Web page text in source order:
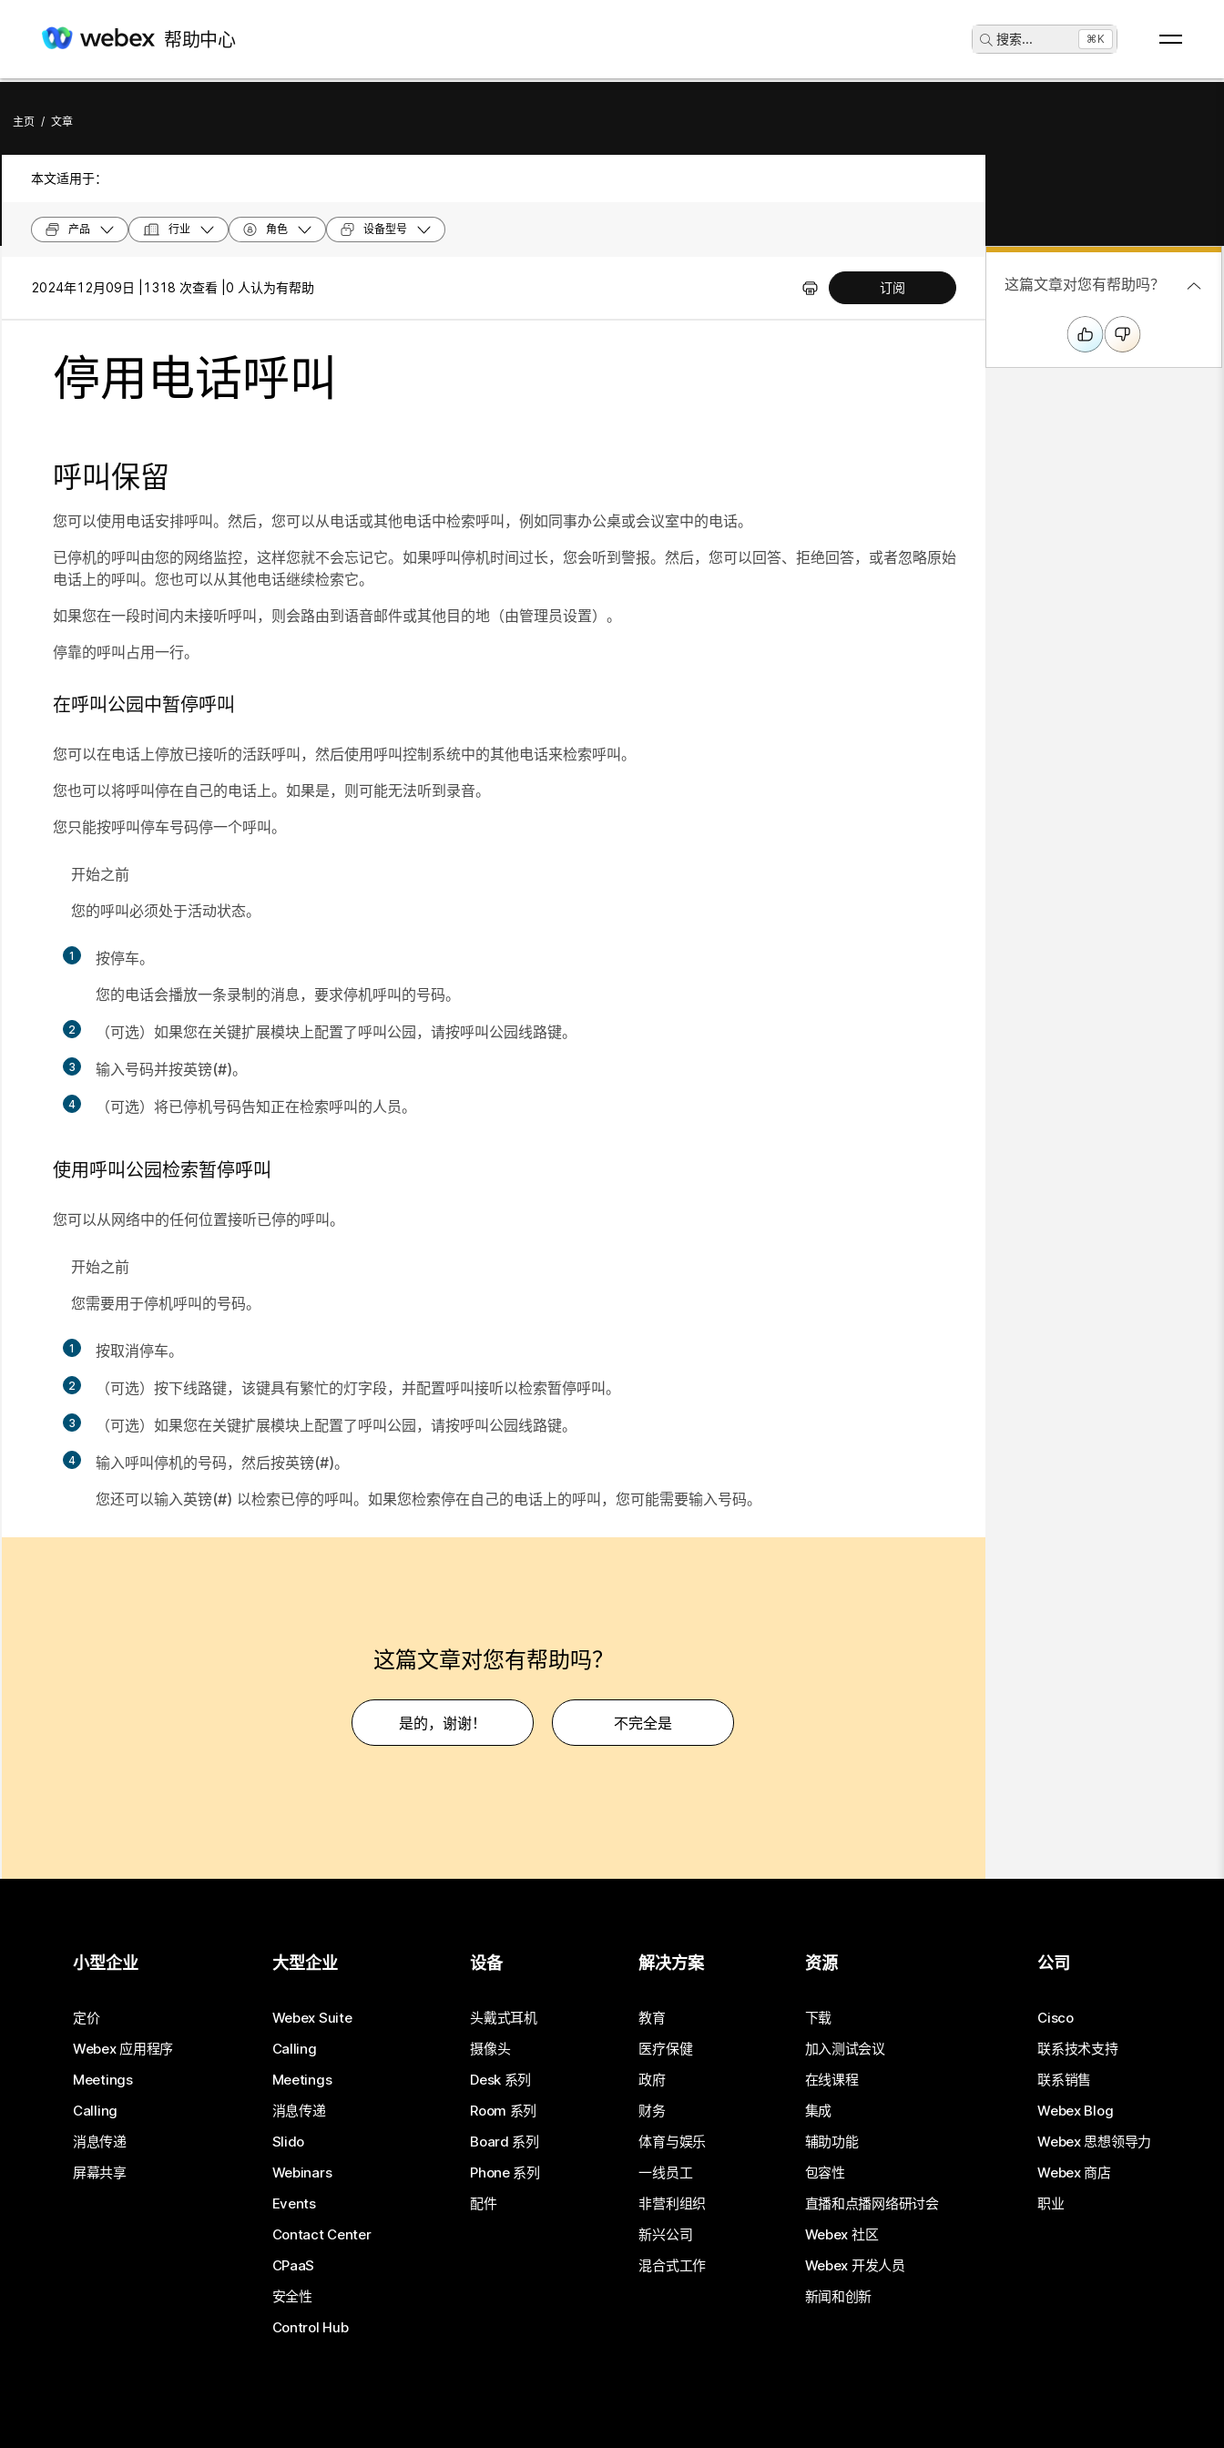
帮助中心 搜索... ⌘K
主页 / 文章
本文适用于：
产品 行业 角色 设备型号
2024年12月09日 | 1318 次查看 | 0 人认为有帮助 订阅
停用电话呼叫
呼叫保留
您可以使用电话安排呼叫。然后，您可以从电话或其他电话中检索呼叫，例如同事办公桌或会议室中的电话。
已停机的呼叫由您的网络监控，这样您就不会忘记它。如果呼叫停机时间过长，您会听到警报。然后，您可以回答、拒绝回答，或者忽略原始
电话上的呼叫。您也可以从其他电话继续检索它。
如果您在一段时间内未接听呼叫，则会路由到语音邮件或其他目的地（由管理员设置）。
停靠的呼叫占用一行。
在呼叫公园中暂停呼叫
您可以在电话上停放已接听的活跃呼叫，然后使用呼叫控制系统中的其他电话来检索呼叫。
您也可以将呼叫停在自己的电话上。如果是，则可能无法听到录音。
您只能按呼叫停车号码停一个呼叫。
开始之前
您的呼叫必须处于活动状态。
1 按停车。
您的电话会播放一条录制的消息，要求停机呼叫的号码。
2 （可选）如果您在关键扩展模块上配置了呼叫公园，请按呼叫公园线路键。
3 输入号码并按英镑(#)。
4 （可选）将已停机号码告知正在检索呼叫的人员。
使用呼叫公园检索暂停呼叫
您可以从网络中的任何位置接听已停的呼叫。
开始之前
您需要用于停机呼叫的号码。
1 按取消停车。
2 （可选）按下线路键，该键具有繁忙的灯字段，并配置呼叫接听以检索暂停呼叫。
3 （可选）如果您在关键扩展模块上配置了呼叫公园，请按呼叫公园线路键。
4 输入呼叫停机的号码，然后按英镑(#)。
您还可以输入英镑(#) 以检索已停的呼叫。如果您检索停在自己的电话上的呼叫，您可能需要输入号码。
这篇文章对您有帮助吗？
是的，谢谢！ 不完全是
这篇文章对您有帮助吗？
小型企业
定价
Webex 应用程序
Meetings
Calling
消息传递
屏幕共享
大型企业
Webex Suite
Calling
Meetings
消息传递
Slido
Webinars
Events
Contact Center
CPaaS
安全性
Control Hub
设备
头戴式耳机
摄像头
Desk 系列
Room 系列
Board 系列
Phone 系列
配件
解决方案
教育
医疗保健
政府
财务
体育与娱乐
一线员工
非营利组织
新兴公司
混合式工作
资源
下载
加入测试会议
在线课程
集成
辅助功能
包容性
直播和点播网络研讨会
Webex 社区
Webex 开发人员
新闻和创新
公司
Cisco
联系技术支持
联系销售
Webex Blog
Webex 思想领导力
Webex 商店
职业